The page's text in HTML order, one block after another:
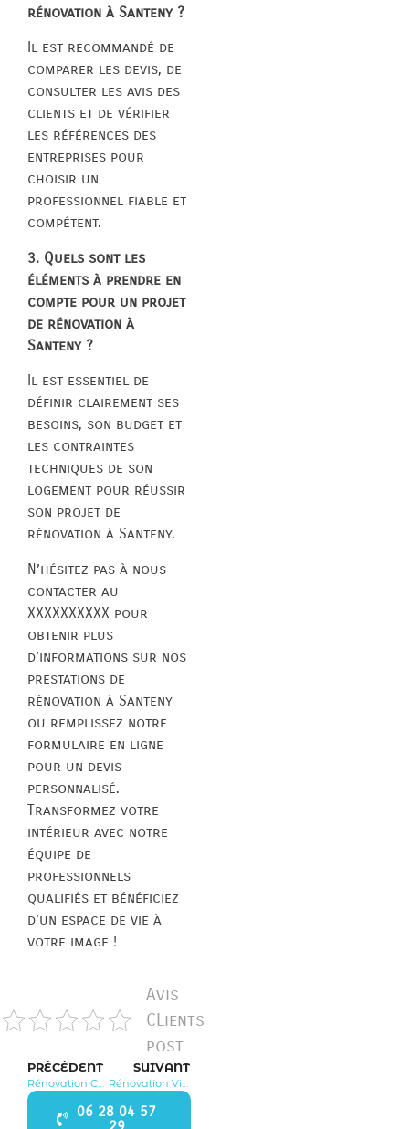
rénovation à Santeny ?
Il est recommandé de
comparer les devis, de
consulter les avis des
clients et de vérifier
les références des
entreprises pour
choisir un
professionnel fiable et
compétent.
3. Quels sont les
éléments à prendre en
compte pour un projet
de rénovation à
Santeny ?
Il est essentiel de
définir clairement ses
besoins, son budget et
les contraintes
techniques de son
logement pour réussir
son projet de
rénovation à Santeny.
N’hésitez pas à nous
contacter au
XXXXXXXXXX pour
obtenir plus
d’informations sur nos
prestations de
rénovation à Santeny
ou remplissez notre
formulaire en ligne
pour un devis
personnalisé.
Transformez votre
intérieur avec notre
équipe de
professionnels
qualifiés et bénéficiez
d’un espace de vie à
votre image !
Avis
CLients
post
PRÉCÉDENT SUIVANT
06 28 04 57
29